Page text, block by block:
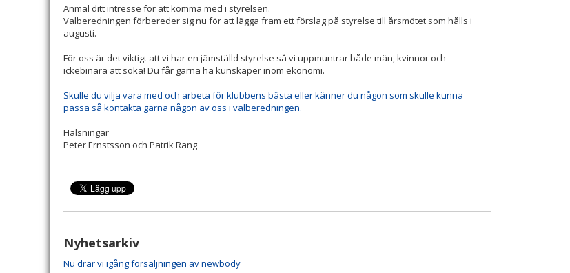
Anmäl ditt intresse för att komma med i styrelsen.
Valberedningen förbereder sig nu för att lägga fram ett förslag på styrelse till årsmötet som hålls i
augusti.
För oss är det viktigt att vi har en jämställd styrelse så vi uppmuntrar både män, kvinnor och
ickebinära att söka! Du får gärna ha kunskaper inom ekonomi.
Skulle du vilja vara med och arbeta för klubbens bästa eller känner du någon som skulle kunna
passa så kontakta gärna någon av oss i valberedningen.
Hälsningar
Peter Ernstsson och Patrik Rang
Nyhetsarkiv
Nu drar vi igång försäljningen av newbody